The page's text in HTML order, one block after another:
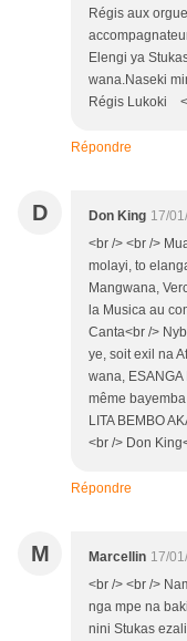
Régis aux
Elengi ya
wana.Naseki
Régis Lukoki
Répondre
D Don King 17/
<br /> <br />
molayi, to
Mangwana,
la Musica au
Canta<br />
ye, soit exil na
wana,
même
LITA BEMBO
<br /> Don
Répondre
M Marcellin 17/
<br /> <br />
nga mpe na
nini Stukas